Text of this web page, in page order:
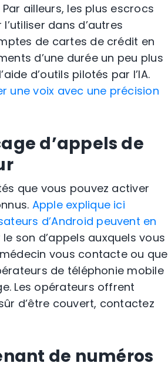
Par ailleurs, les plus escrocs
dans d’autres
de cartes de crédit en
d’une durée un peu plus
d’outils pilotés par l’IA.
une voix avec une précision
d’appels de
que vous pouvez activer
Apple explique ici
d’Android peuvent en
son d’appels auxquels vous
vous contacte ou que
de téléphonie mobile
Les opérateurs offrent
d’être couvert, contactez
de numéros